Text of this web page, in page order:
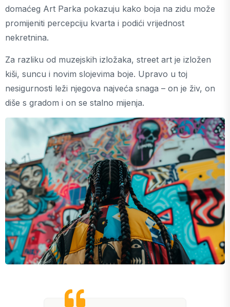
domaćeg Art Parka pokazuju kako boja na zidu može
promijeniti percepciju kvarta i podići vrijednost
nekretnina.
Za razliku od muzejskih izložaka, street art je izložen
kiši, suncu i novim slojevima boje. Upravo u toj
nesigurnosti leži njegova najveća snaga – on je živ, on
diše s gradom i on se stalno mijenja.